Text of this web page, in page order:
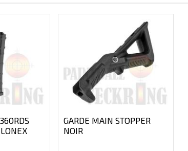
GARDE MAIN STOPPER
NOIR